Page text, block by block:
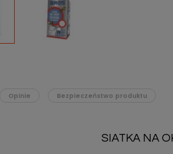
Opinie Bezpieczeństwo produktu
SIATKA NA